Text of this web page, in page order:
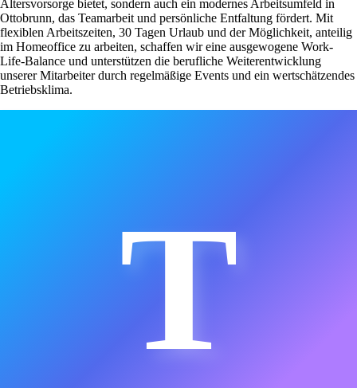
Altersvorsorge bietet, sondern auch ein modernes Arbeitsumfeld in
Ottobrunn, das Teamarbeit und persönliche Entfaltung fördert. Mit
flexiblen Arbeitszeiten, 30 Tagen Urlaub und der Möglichkeit, anteilig
im Homeoffice zu arbeiten, schaffen wir eine ausgewogene Work-
Life-Balance und unterstützen die berufliche Weiterentwicklung
unserer Mitarbeiter durch regelmäßige Events und ein wertschätzendes
Betriebsklima.
T